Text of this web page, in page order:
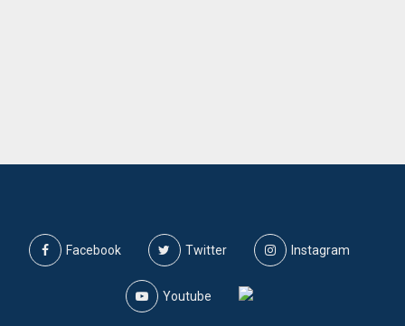
Facebook Twitter Instagram
Youtube